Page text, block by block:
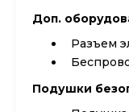
Доп.
Разъем
Подушки